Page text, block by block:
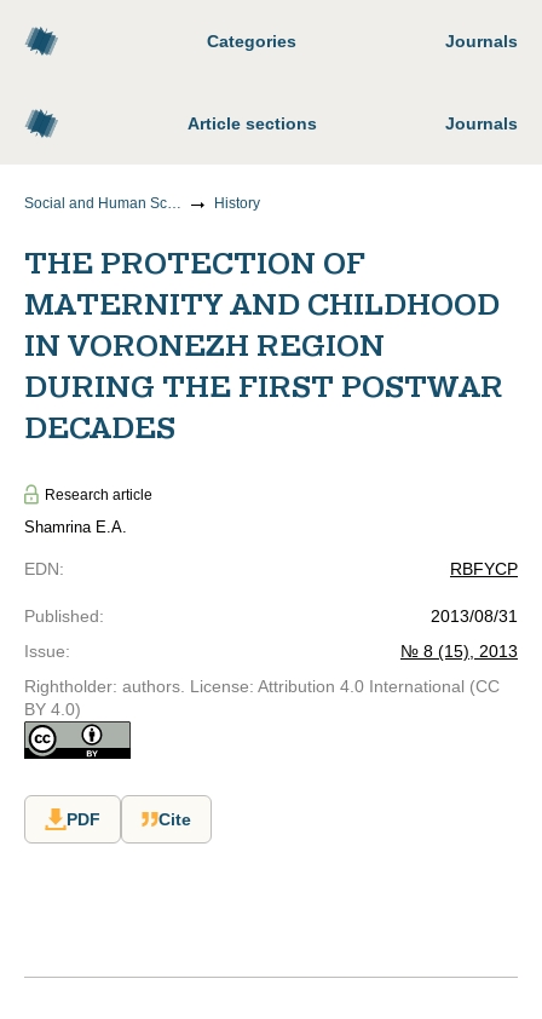
Categories Journals
Article sections Journals
Social and Human Sciences History
THE PROTECTION OF
MATERNITY AND CHILDHOOD
IN VORONEZH REGION
DURING THE FIRST POSTWAR
DECADES
Research article
Shamrina E.A.
EDN: RBFYCP
Published:
2013/08/31
Issue:
№ 8 (15), 2013
Rightholder: authors. License: Attribution 4.0 International (CC
BY 4.0)
PDF Cite